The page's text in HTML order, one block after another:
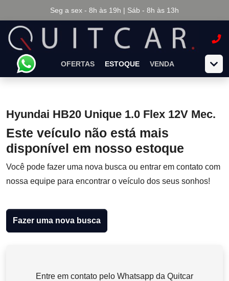
Seg a sex - 8h às 19h | Sáb - 8h às 13h
OFERTAS ESTOQUE VENDA
Hyundai HB20 Unique 1.0 Flex 12V Mec.
Este veículo não está mais
disponível em nosso estoque
Você pode fazer uma nova busca ou entrar em contato com
nossa equipe para encontrar o veículo dos seus sonhos!
Fazer uma nova busca
Entre em contato pelo Whatsapp da Quitcar